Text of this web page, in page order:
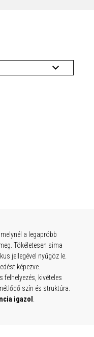
a legapróbb
Tökéletesen sima
jellegével nyűgöz le.
képezve.
kivételes
szín és struktúra.
igazol